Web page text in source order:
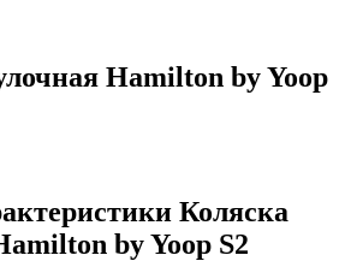
Hamilton by Yoop
Коляска
by Yoop S2